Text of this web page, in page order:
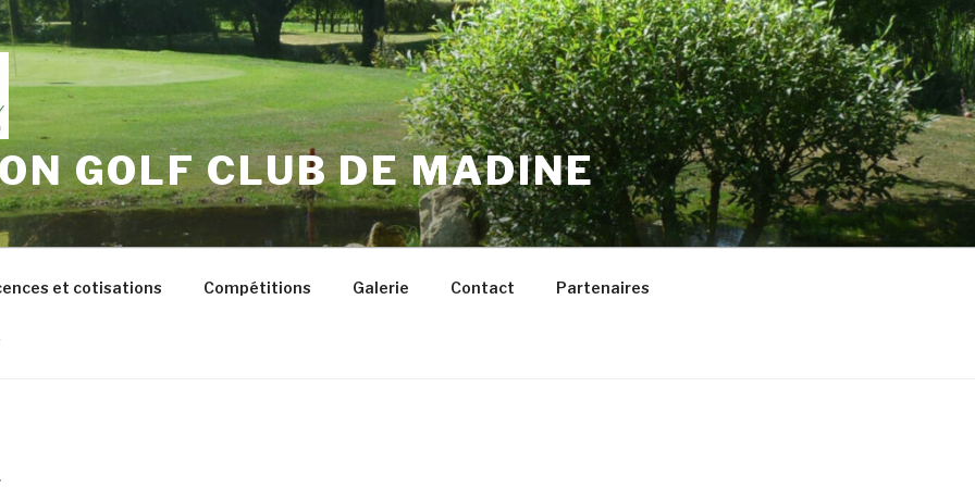
GOLF CLUB DE MADINE
et cotisations Compétitions Galerie Contact Partenaires